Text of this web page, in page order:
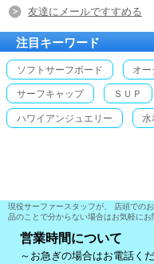
友達にメールですすめる
注目キーワード
ソフトサーフボード オ
サーフキャップ ＳＵＰ
ハワイアンジュエリー 水
現役サーファースタッフが、 店頭での
品のことで分からない場合はお気軽にお
営業時間について
～お急ぎの場合はお電話く